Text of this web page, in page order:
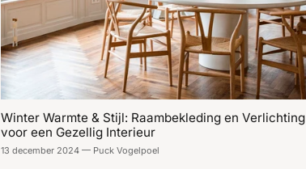
Winter Warmte & Stijl: Raambekleding en Verlichting
voor een Gezellig Interieur
13 december 2024— Puck Vogelpoel